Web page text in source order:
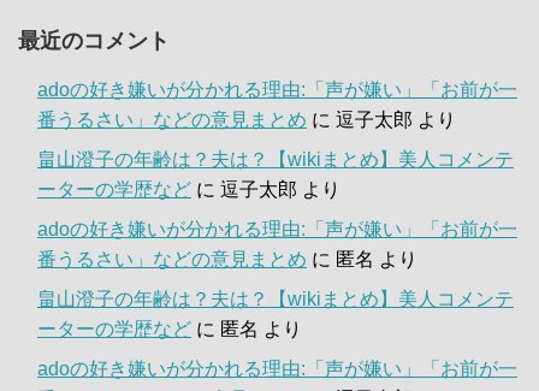
最近のコメント
adoの好き嫌いが分かれる理由:「声が嫌い」「お前が一
番うるさい」などの意見まとめ に 逗子太郎 より
畠山澄子の年齢は？夫は？【wikiまとめ】美人コメンテ
ーターの学歴など に 逗子太郎 より
adoの好き嫌いが分かれる理由:「声が嫌い」「お前が一
番うるさい」などの意見まとめ に 匿名 より
畠山澄子の年齢は？夫は？【wikiまとめ】美人コメンテ
ーターの学歴など に 匿名 より
adoの好き嫌いが分かれる理由:「声が嫌い」「お前が一